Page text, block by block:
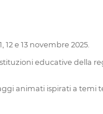
e 13 novembre 2025.
educative della
animati ispirati a temi